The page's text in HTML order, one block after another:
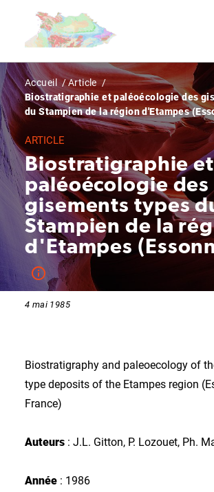
contenu
Fil
d'Ariane
Accueil
Article
Biostratigraphie et paléoécologie des
du Stampien de la région d'Etampes
ARTICLE
Biostratigraphie et
paléoécologie des
gisements types
Stampien de la
d'Etampes
4 mai 1985
Biostratigraphy and paleoecology of
type deposits of the Etampes region
France)
Auteurs : J.L. Gitton, P. Lozouet, Ph.
Année : 1986